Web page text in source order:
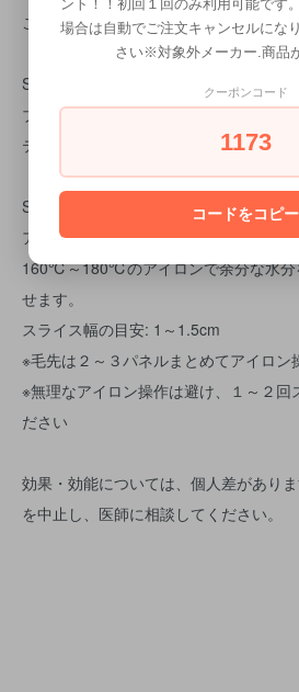
ご使用ください。
STEP05
ブロードライ
テンションをかけながらブロードライし
STEP06
アイロン仕上げ
160℃～180℃のアイロンで余分な水分
せます。
スライス幅の目安: 1～1.5cm
※毛先は２～３パネルまとめてアイロン
※無理なアイロン操作は避け、１～２回
ださい
効果・効能については、個人差があり
を中止し、医師に相談してください。
ント！！初回１回のみ利用可能です
場合は自動でご注文キャンセルにな
さい※対象外メーカー.商品
クーポンコード
1173
コードをコピー